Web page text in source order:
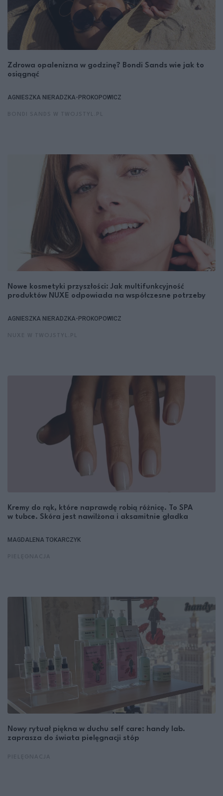
Zdrowa opalenizna w godzinę? Bondi Sands wie jak to
osiągnąć
AGNIESZKA NIERADZKA-PROKOPOWICZ
Nowe kosmetyki przyszłości: Jak multifunkcyjność
produktów NUXE odpowiada na współczesne potrzeby
AGNIESZKA NIERADZKA-PROKOPOWICZ
Kremy do rąk, które naprawdę robią różnicę. To SPA
w tubce. Skóra jest nawilżona i aksamitnie gładka
MAGDALENA TOKARCZYK
Nowy rytuał piękna w duchu self care: handy lab.
zaprasza do świata pielęgnacji stóp